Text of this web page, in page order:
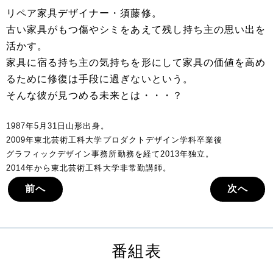
リペア家具デザイナー・須藤修。
古い家具がもつ傷やシミをあえて残し持ち主の思い出を
活かす。
家具に宿る持ち主の気持ちを形にして家具の価値を高め
るために修復は手段に過ぎないという。
そんな彼が見つめる未来とは・・・？
1987年5月31日山形出身。
2009年東北芸術工科大学プロダクトデザイン学科卒業後
グラフィックデザイン事務所勤務を経て2013年独立。
2014年から東北芸術工科大学非常勤講師。
前へ 次へ
番組表